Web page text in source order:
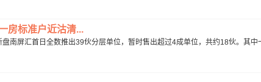
房标准户近沽清...
南屏汇首日全数推出39伙分层单位，暂时售出超过4成单位，共约18伙。其中